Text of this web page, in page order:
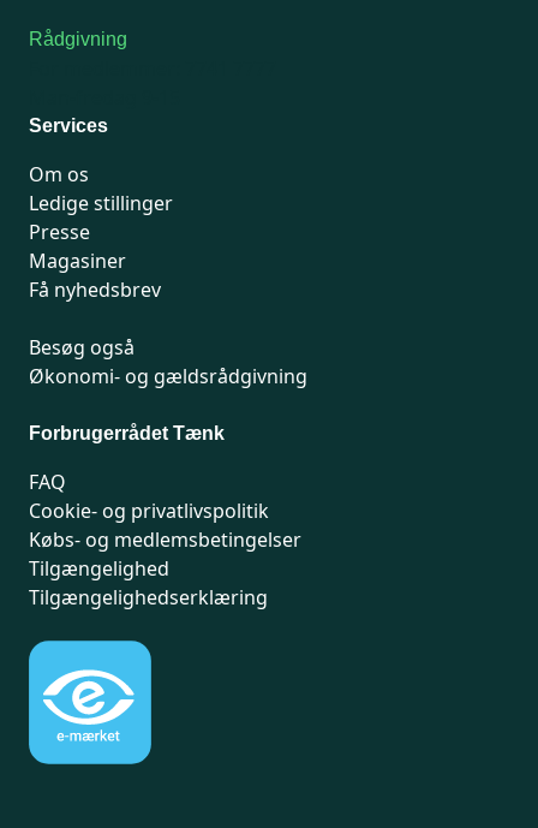
Rådgivning
Services
Om os
Ledige stillinger
Presse
Magasiner
Få nyhedsbrev
Besøg også
Økonomi- og gældsrådgivning
Forbrugerrådet Tænk
FAQ
Cookie- og privatlivspolitik
Købs- og medlemsbetingelser
Tilgængelighed
Tilgængelighedserklæring